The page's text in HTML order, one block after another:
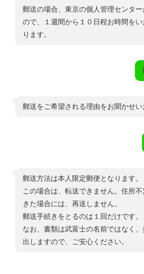
郵送の場合、東京の個人管理センタ
ので、１週間から１０日程お時間を
ります。
郵送をご希望される理由をお聞かせい
郵送方法は本人限定郵便となります。
この場合は、転送できません。住所
きた場合には、再送しません。
郵送手続きをとるのは１回だけです。
なお、書類は武富士の名前ではなく
出しますので、ご安心ください。